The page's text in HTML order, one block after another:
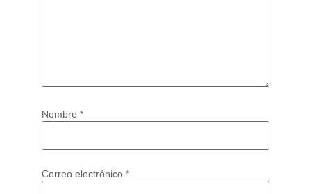
Nombre *
Correo electrónico *